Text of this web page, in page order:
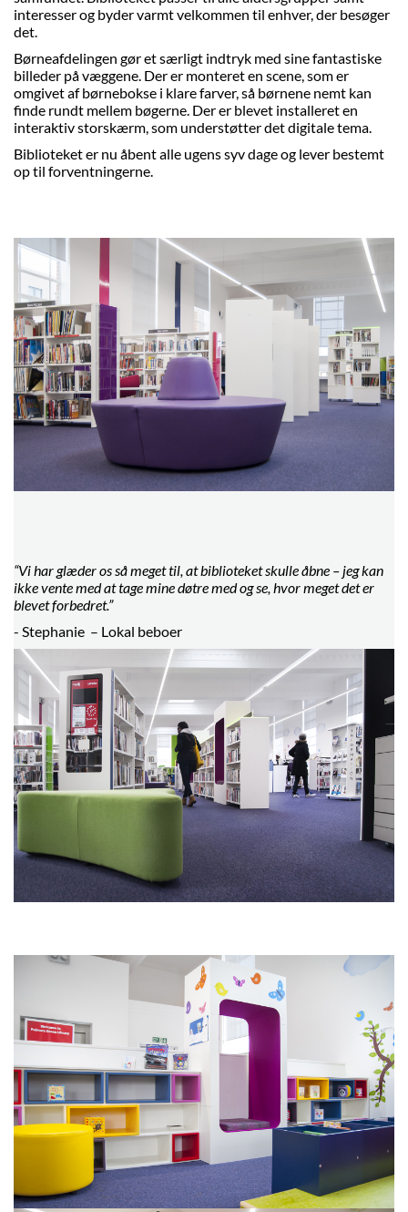
interesser og byder varmt velkommen til enhver, der besøger
det.
Børneafdelingen gør et særligt indtryk med sine fantastiske
billeder på væggene. Der er monteret en scene, som er
omgivet af børnebokse i klare farver, så børnene nemt kan
finde rundt mellem bøgerne. Der er blevet installeret en
interaktiv storskærm, som understøtter det digitale tema.
Biblioteket er nu åbent alle ugens syv dage og lever bestemt
op til forventningerne.
“Vi har glæder os så meget til, at biblioteket skulle åbne – jeg kan
ikke vente med at tage mine døtre med og se, hvor meget det er
blevet forbedret.”
- Stephanie – Lokal beboer